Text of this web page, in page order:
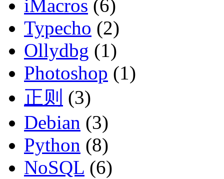
iMacros (6)
Typecho (2)
Ollydbg (1)
Photoshop (1)
正则 (3)
Debian (3)
Python (8)
NoSQL (6)